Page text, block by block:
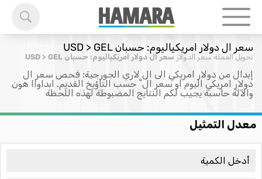
سعر ال دولار امريكياليوم: حسبان USD > GEL
تحويل العملة سعر الدولار سعر ال دولار امريكياليوم: حسبان USD > GEL
إبدال من دولار امريكي الى ال لاري الجورجية: فحص سعر ال
دولار امريكي اليوم او سعر ال ْ حسب التاؤيخ القديم. ابداواا هون
والآلة حاسبة يجيب لكم النتايج المضبوطة لهذه اللحظة
معدل التمثيل